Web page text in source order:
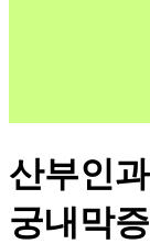
산부인
궁내막